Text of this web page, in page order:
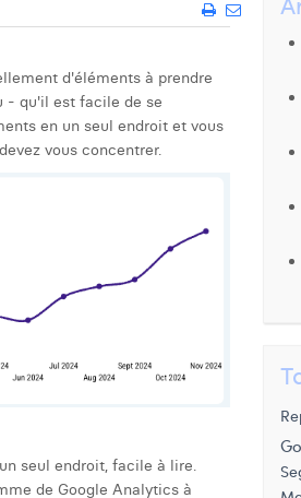
d'éléments à prendre
- qu'il est facile de se
en un seul endroit et vous
vous concentrer.
seul endroit, facile à lire.
de Google Analytics à